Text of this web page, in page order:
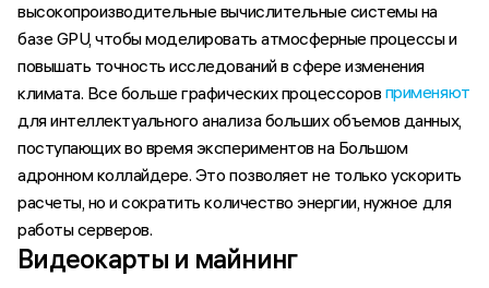
высокопроизводительные вычислительные системы на
базе GPU, чтобы моделировать атмосферные процессы и
повышать точность исследований в сфере изменения
климата. Все больше графических процессоров применяют
для интеллектуального анализа больших объемов данных,
поступающих во время экспериментов на Большом
адронном коллайдере. Это позволяет не только ускорить
расчеты, но и сократить количество энергии, нужное для
работы серверов.
Видеокарты и майнинг